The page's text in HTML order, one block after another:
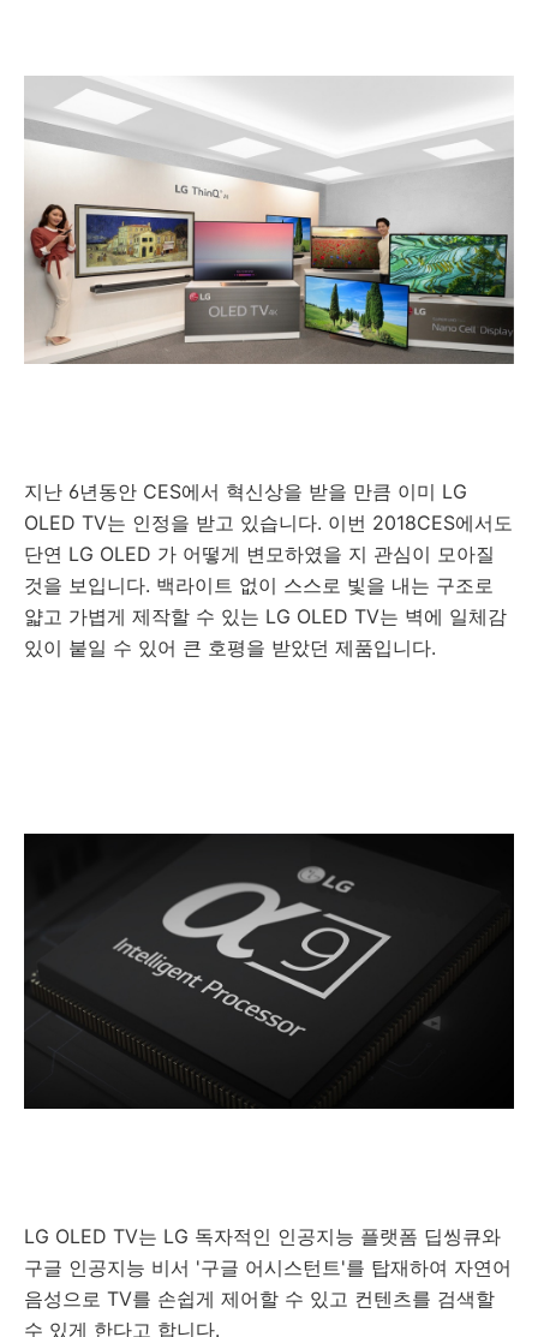
지난 6년동안 CES에서 혁신상을 받을 만큼 이미 LG
OLED TV는 인정을 받고 있습니다. 이번 2018CES에서도
단연 LG OLED 가 어떻게 변모하였을 지 관심이 모아질
것을 보입니다. 백라이트 없이 스스로 빛을 내는 구조로
얇고 가볍게 제작할 수 있는 LG OLED TV는 벽에 일체감
있이 붙일 수 있어 큰 호평을 받았던 제품입니다.
LG OLED TV는 LG 독자적인 인공지능 플랫폼 딥씽큐와
구글 인공지능 비서 '구글 어시스턴트'를 탑재하여 자연어
음성으로 TV를 손쉽게 제어할 수 있고 컨텐츠를 검색할
수 있게 한다고 합니다.